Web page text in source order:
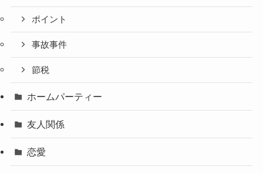
ポイント
事故事件
節税
ホームパーティー
友人関係
恋愛